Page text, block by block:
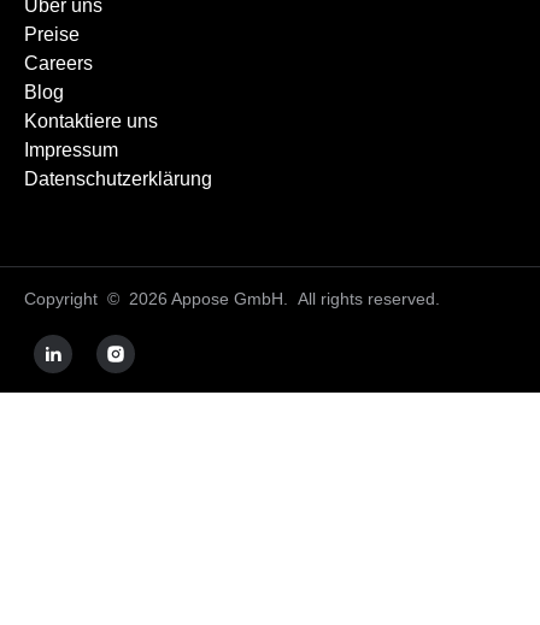
Über uns
Preise
Careers
Blog
Kontaktiere uns
Impressum
Datenschutzerklärung
Copyright © 2026 Appose GmbH. All rights reserved.